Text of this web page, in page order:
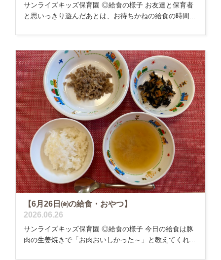
サンライズキッズ保育園 ◎給食の様子 お友達と保育者
と思いっきり遊んだあとは、お待ちかねの給食の時間...
【6月26日㈮の給食・おやつ】
2026.06.26
サンライズキッズ保育園 ◎給食の様子 今日の給食は豚
肉の生姜焼きで「お肉おいしかった～」と教えてくれ...